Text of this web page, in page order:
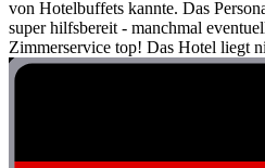
von Hotelbuffets kannte. Das
super hilfsbereit - manchmal
Zimmerservice top! Das Hotel liegt